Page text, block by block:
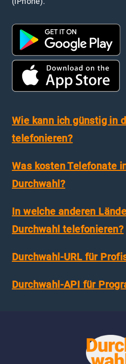
Wie kann ich günstig in
telefonieren?
Was kosten Telefonate
Durchwahl?
In welche anderen
Durchwahl telefonieren?
Durchwahl-URL für
Durchwahl-API für